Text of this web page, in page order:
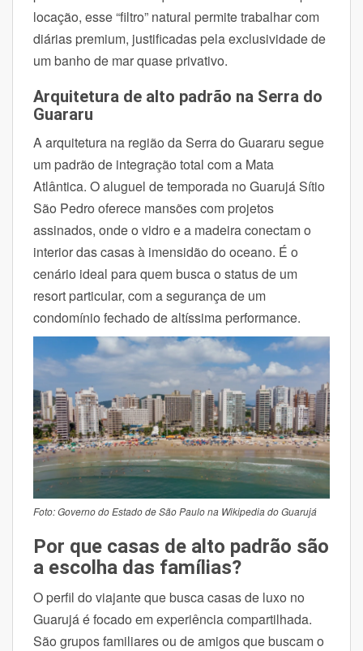
locação, esse “filtro” natural permite trabalhar com
diárias premium, justificadas pela exclusividade de
um banho de mar quase privativo.
Arquitetura de alto padrão na Serra do
Guararu
A arquitetura na região da Serra do Guararu segue
um padrão de integração total com a Mata
Atlântica. O aluguel de temporada no Guarujá Sítio
São Pedro oferece mansões com projetos
assinados, onde o vidro e a madeira conectam o
interior das casas à imensidão do oceano. É o
cenário ideal para quem busca o status de um
resort particular, com a segurança de um
condomínio fechado de altíssima performance.
Foto: Governo do Estado de São Paulo na Wikipedia do Guarujá
Por que casas de alto padrão são
a escolha das famílias?
O perfil do viajante que busca casas de luxo no
Guarujá é focado em experiência compartilhada.
São grupos familiares ou de amigos que buscam o